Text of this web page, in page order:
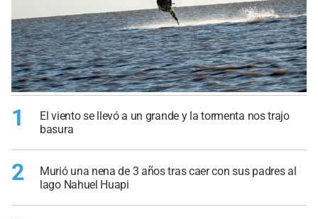
1
El viento se llevó a un grande y la tormenta nos trajo
basura
2
Murió una nena de 3 años tras caer con sus padres al
lago Nahuel Huapi